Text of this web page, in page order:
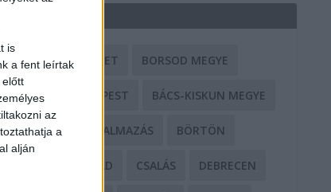
is
a fent leírtak
előtt
az
a
alján
BALESET BORSOD MEGYE
BUDAPEST BÁCS-KISKUN MEGYE
BÁNTALMAZÁS BÖRTÖN
CSALÁD CSALÁS DEBRECEN